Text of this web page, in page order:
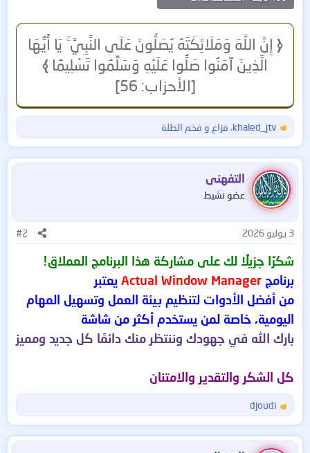
﴿ إِنَّ اللَّهَ وَمَلَائِكَتَهُ يُصَلُّونَ عَلَى النَّبِيِّ ۚ يَا أَيُّهَا
الَّذِينَ آمَنُوا صَلُّوا عَلَيْهِ وَسَلِّمُوا تَسْلِيمًا﴾
[الأحزاب: 56]
ل
ت
ف
ا
ع
ا
ت
khaled_jtv، فزاع و فخم الطلة
التفهنى
عضو نشيط
3 يوليو 2026 #2
شكرًا جزيلًا لك على مشاركة هذا البرنامج العملاق!
برنامج Actual Window Manager يعتبر
من أفضل الأدوات لتنظيم بيئة العمل وتسهيل المهام
اليومية، خاصة لمن يستخدم أكثر من شاشة
بارك الله في جهودك وننتظر منك دائمًا كل جديد ومميز
كل الشكر والتقدير والامتنان
ل
ت
ف
djoudi